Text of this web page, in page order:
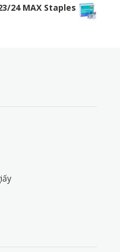
24 MAX Staples